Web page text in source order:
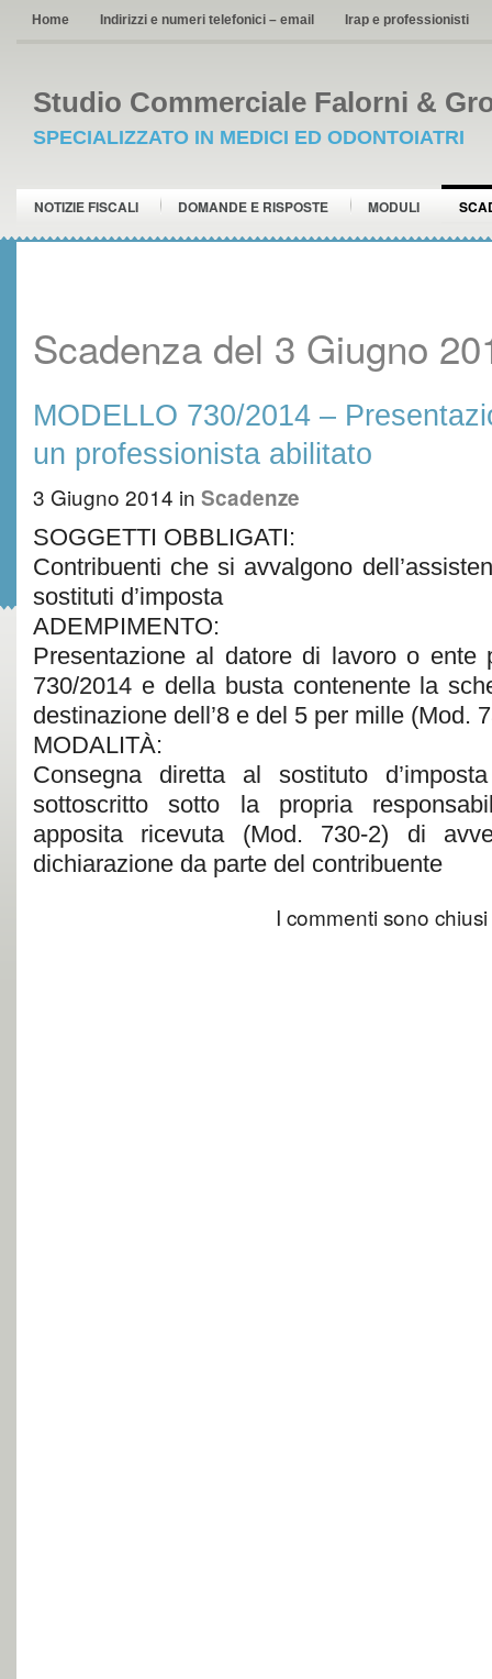
Home Indirizzi e numeri telefonici – email Irap e professionisti
Studio Commerciale Falorni &
SPECIALIZZATO IN MEDICI ED ODONTOIATRI
NOTIZIE FISCALI DOMANDE E RISPOSTE MODULI
Scadenza del 3 Giugno
MODELLO 730/2014 –
un professionista abilitato
3 Giugno 2014 in Scadenze
SOGGETTI OBBLIGATI:
Contribuenti che si avvalgono
sostituti d’imposta
ADEMPIMENTO:
Presentazione al datore di lavoro o ente
730/2014 e della busta contenente la
destinazione dell’8 e del 5 per mille (Mod.
MODALITÀ:
Consegna diretta al sostituto
sottoscritto sotto la propria
apposita ricevuta (Mod. 730-2) di
dichiarazione da parte del contribuente
I commenti sono chiusi